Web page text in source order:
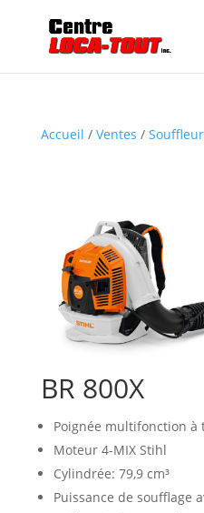
Accueil / Ventes /
BR 800X
Poignée multifonction à
Moteur 4-MIX Stihl
Cylindrée: 79,9 cm³
Puissance de soufflage